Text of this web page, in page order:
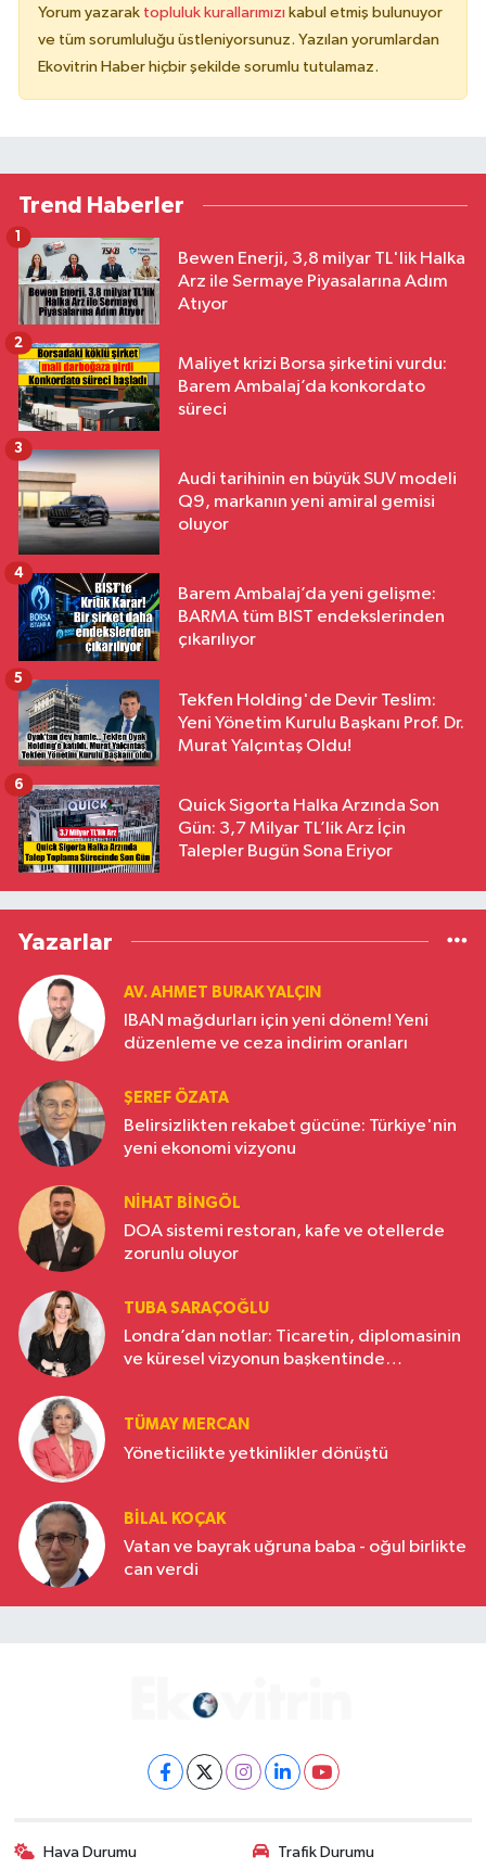
Yorum yazarak topluluk kurallarımızı kabul etmiş bulunuyor
ve tüm sorumluluğu üstleniyorsunuz. Yazılan yorumlardan
Ekovitrin Haber hiçbir şekilde sorumlu tutulamaz.
Trend Haberler
Bewen Enerji, 3,8 milyar TL'lik Halka
Arz ile Sermaye Piyasalarına Adım
Atıyor
1
Maliyet krizi Borsa şirketini vurdu:
Barem Ambalaj’da konkordato
süreci
2
Audi tarihinin en büyük SUV modeli
Q9, markanın yeni amiral gemisi
oluyor
3
Barem Ambalaj’da yeni gelişme:
BARMA tüm BIST endekslerinden
çıkarılıyor
4
Tekfen Holding'de Devir Teslim:
Yeni Yönetim Kurulu Başkanı Prof. Dr.
Murat Yalçıntaş Oldu!
5
Quick Sigorta Halka Arzında Son
Gün: 3,7 Milyar TL’lik Arz İçin
Talepler Bugün Sona Eriyor
6
Yazarlar
AV. AHMET BURAK YALÇIN
IBAN mağdurları için yeni dönem! Yeni
düzenleme ve ceza indirim oranları
ŞEREF ÖZATA
Belirsizlikten rekabet gücüne: Türkiye'nin
yeni ekonomi vizyonu
NIHAT BINGÖL
DOA sistemi restoran, kafe ve otellerde
zorunlu oluyor
TUBA SARAÇOĞLU
Londra’dan notlar: Ticaretin, diplomasinin
ve küresel vizyonun başkentinde
TÜMAY MERCAN
Yöneticilikte yetkinlikler dönüştü
BILAL KOÇAK
Vatan ve bayrak uğruna baba - oğul birlikte
can verdi
Hava Durumu Trafik Durumu